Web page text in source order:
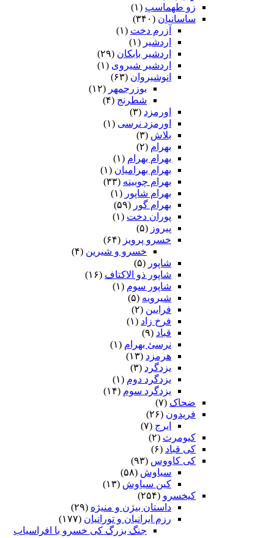
زو طهماسپ‏ (۱)
ساسانیان (۳۴۰)
آزرم دخت (۱)
اردشیر (۱)
اردشیر بابکان (۲۹)
اردشیر شیروی (۱)
انوشیروان (۶۳)
بوزرجمهر (۱۲)
شطرنج (۴)
اورمزد (۳)
اورمزد نرسى‏ (۱)
بلاش (۳)
بهرام (۲)
بهرام بهرام (۱)
بهرام بهرامیان‏ (۱)
بهرام چوبینه (۳۳)
بهرام شاپور (۱)
بهرام گور (۵۹)
پوران دخت (۱)
پیروز (۵)
خسرو پرویز (۶۴)
خسرو و شیرین (۴)
شاپور (۵)
شاپور ذو الاکتاف (۱۶)
شاپور سوم‏ (۱)
شیرویه (۵)
فرایین (۲)
فرخ زاد (۱)
قباد (۹)
نرسئ بهرام‏ (۱)
هرمزد (۱۳)
یزدگرد (۳)
یزدگرد دوم (۱)
یزدگرد سوم (۱۴)
ضحاک (۷)
فریدون (۲۶)
ایرج (۷)
کیومرث (۲)
کی قباد (۶)
کی کاووس (۹۳)
سیاوش (۵۸)
کین سیاوش (۱۳)
کیخسرو (۲۵۴)
داستان بیژن و منیژه (۲۹)
رزم ایرانیان و تورانیان (۱۷۷)
جنگ بزرگ کی خسرو با افراسیاب